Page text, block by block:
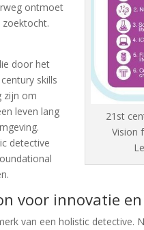
21st
Vision
ontmoet
door het
skills
zijn om
leven lang
detective
voor innovatie
van een holistic